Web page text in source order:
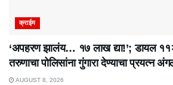
क्राईम
‘अपहरण झालंय… १७ लाख द्या!’; डायल ११२
तरुणाचा पोलिसांना गुंगारा देण्याचा प्रयत्न
AUGUST 8, 2026